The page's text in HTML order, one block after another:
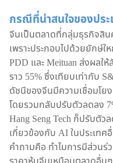
กรณีที่น่าสนใจของประ
จีนเป็นตลาดที่กลุ่มธุรกิจสิ
เพราะประกอบไปด้วยยักษ์ใ
PDD และ Meituan ส่งผลใ
ราว 55% ซึ่งเทียบเท่ากับ
ดัชนีของจีนมีความเชื่อมโ
โดยรวมกลับปรับตัวลดลง
Hang Seng Tech ก็ปรับตั
เกี่ยวข้องกับ AI ในประเท
คำถามคือ ทำไมการมีส่วนร่